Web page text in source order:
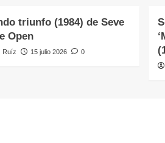
triunfo (1984) de Seve
Open
Ruíz 15 julio 2026 0